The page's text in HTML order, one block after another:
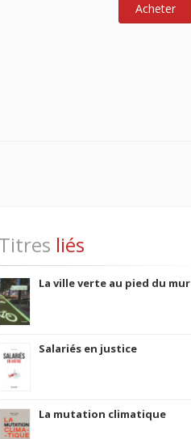
Acheter
Titres liés
La ville verte au pied du mur
Salariés en justice
La mutation climatique